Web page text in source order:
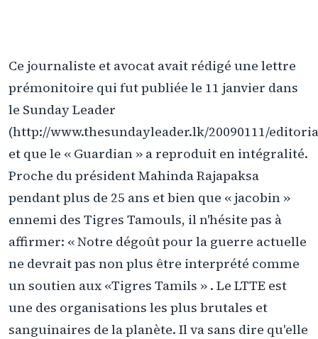
Ce journaliste et avocat avait rédigé une lettre
prémonitoire qui fut publiée le 11 janvier dans
le Sunday Leader
(http://www.thesundayleader.lk/20090111/
et que le « Guardian » a reproduit en intégralité.
Proche du président Mahinda Rajapaksa
pendant plus de 25 ans et bien que « jacobin »
ennemi des Tigres Tamouls, il n'hésite pas à
affirmer: « Notre dégoût pour la guerre actuelle
ne devrait pas non plus être interprété comme
un soutien aux «Tigres Tamils » . Le LTTE est
une des organisations les plus brutales et
sanguinaires de la planète. Il va sans dire qu'elle